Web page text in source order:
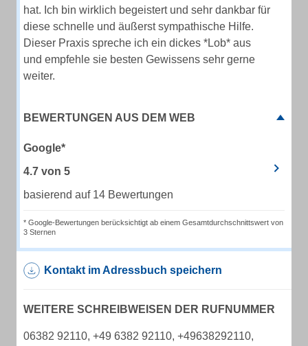
hat. Ich bin wirklich begeistert und sehr dankbar für
diese schnelle und äußerst sympathische Hilfe.
Dieser Praxis spreche ich ein dickes *Lob* aus
und empfehle sie besten Gewissens sehr gerne
weiter.
BEWERTUNGEN AUS DEM WEB
Google*
4.7 von 5
basierend auf 14 Bewertungen
* Google-Bewertungen berücksichtigt ab einem Gesamtdurchschnittswert von
3 Sternen
Kontakt im Adressbuch speichern
WEITERE SCHREIBWEISEN DER RUFNUMMER
06382 92110, +49 6382 92110, +49638292110,